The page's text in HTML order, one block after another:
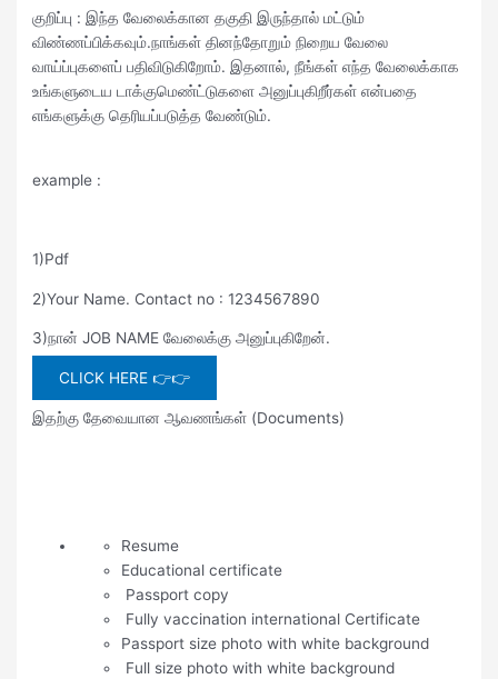
குறிப்பு : இந்த வேலைக்கான தகுதி இருந்தால் மட்டும்
விண்ணப்பிக்கவும்.நாங்கள் தினந்தோறும் நிறைய வேலை
வாய்ப்புகளைப் பதிவிடுகிறோம். இதனால், நீங்கள் எந்த வேலைக்காக
உங்களுடைய டாக்குமெண்ட்டுகளை அனுப்புகிறீர்கள் என்பதை
எங்களுக்கு தெரியப்படுத்த வேண்டும்.
example :
1)Pdf
2)Your Name. Contact no : 1234567890
3)நான் JOB NAME வேலைக்கு அனுப்புகிறேன்.
CLICK HERE 👉👉
இதற்கு தேவையான ஆவணங்கள் (Documents)
Resume
Educational certificate
Passport copy
Fully vaccination international Certificate
Passport size photo with white background
Full size photo with white background